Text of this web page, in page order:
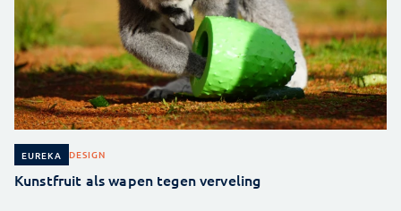
EUREKA DESIGN
Kunstfruit als wapen tegen verveling